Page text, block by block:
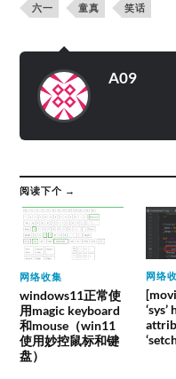
六一 童真 笑话
A09
阅读下个 →
网络收集
windows11正常使
用magic keyboard
和mouse（win11
使用妙控鼠标和键
盘）
网络
‘sys’